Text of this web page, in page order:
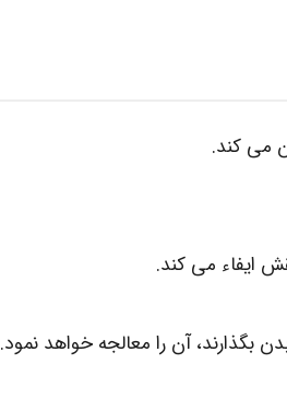
می‌ کند.
آن را معالجه خواهد نمود.